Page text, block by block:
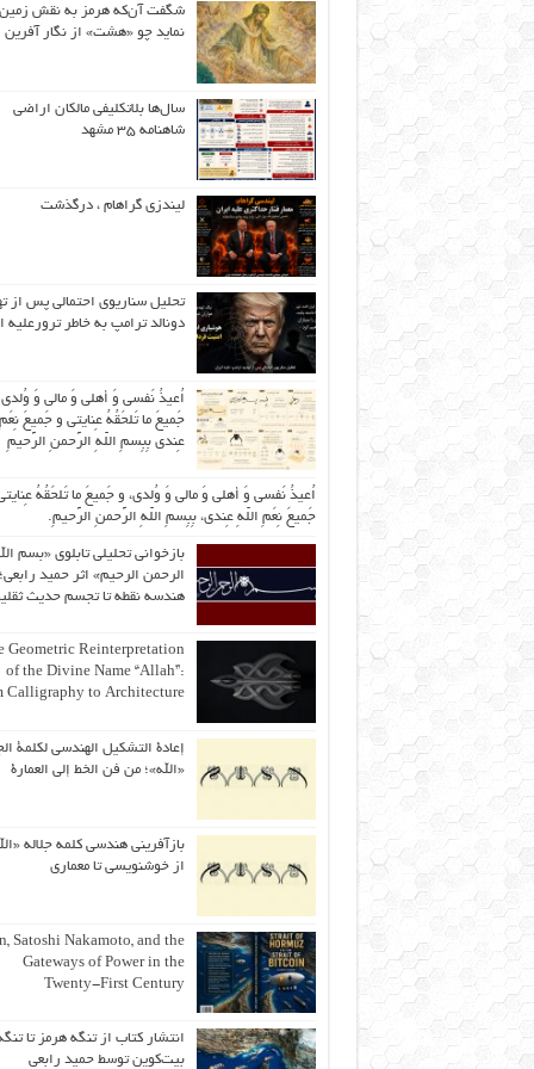
شگفت آن‌که هرمز به نقش زمین
نماید چو «هشت» از نگار آفرین
سال‌ها بلاتکلیفی مالکان اراضی
شاهنامه ۳۵ مشهد
لیندزی گراهام ، درگذشت
تحلیل سناریوی احتمالی پس از
دونالد ترامپ به خاطر ترورعلیه
اُعیذُ نَفسی وَ أهلی وَ مالی وَ
جَمیعَ ما تَلحَقُهُ عِنایتی و جَمیعَ نِعَمِ
عِندی بِبِسمِ اللّهِ الرَّحمنِ الرَّحیمِ
اُعیذُ نَفسی وَ أهلی وَ مالی وَ وُلدی، و جَمیعَ ما تَلحَقُهُ
جَمیعَ نِعَمِ اللّهِ عِندی، بِبِسمِ اللّهِ الرَّحمنِ الرَّحیمِ.
بازخوانی تحلیلی تابلوی «بسم
الرحمن الرحیم» اثر حمید رابعی؛
هندسه نقطه تا تجسم حدیث
Geometric Reinterpretation
of the Divine Name “Allah”:
Calligraphy to Architecture
إعادة التشكيل الهندسي لكلمة
«الله»؛ من فن الخط إلى العمارة
بازآفرینی هندسی کلمه جلاله
از خوشنویسی تا معماری
Satoshi Nakamoto, and the
Gateways of Power in the
Twenty-First Century
انتشار کتاب از تنگه هرمز تا
بیت‌کوین توسط حمید رابعی